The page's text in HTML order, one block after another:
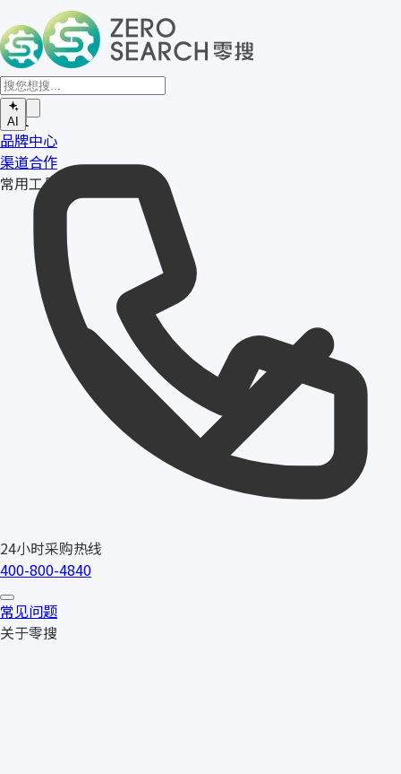
AI
24小时采购热线
400-800-4840
首页
品牌中心
渠道合作
常用工具
常见问题
关于零搜